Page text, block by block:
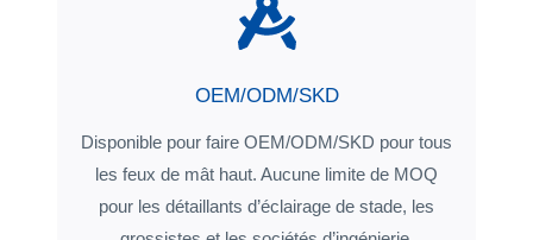
OEM/ODM/SKD
Disponible pour faire OEM/ODM/SKD pour tous
les feux de mât haut. Aucune limite de MOQ
pour les détaillants d’éclairage de stade, les